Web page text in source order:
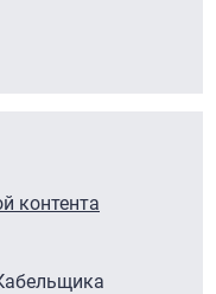
контента